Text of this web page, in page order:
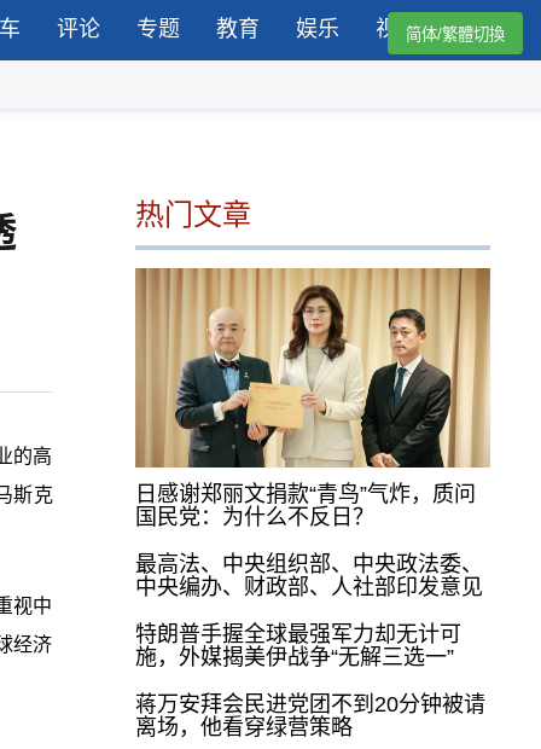
评论 专题 教育 娱乐 视频简体/繁體切換
的高
斯克
视中
经济
热门文章
日感谢郑丽文捐款“青鸟”气炸，质问
国民党：为什么不反日？
最高法、中央组织部、中央政法委、
中央编办、财政部、人社部印发意见
特朗普手握全球最强军力却无计可
施，外媒揭美伊战争“无解三选一”
蒋万安拜会民进党团不到20分钟被请
离场，他看穿绿营策略